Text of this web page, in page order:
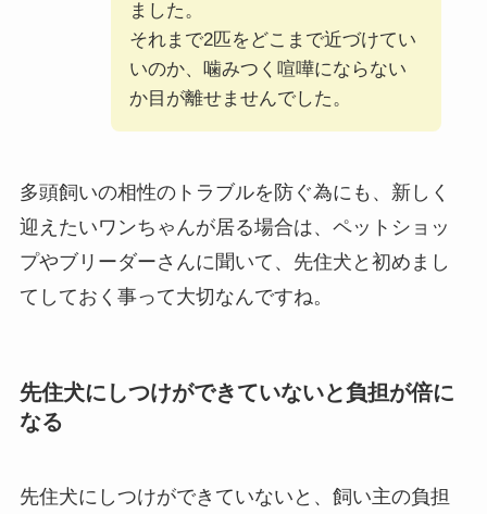
ました。
それまで2匹をどこまで近づけてい
いのか、噛みつく喧嘩にならない
か目が離せませんでした。
多頭飼いの相性のトラブルを防ぐ為にも、新しく
迎えたいワンちゃんが居る場合は、ペットショッ
プやブリーダーさんに聞いて、先住犬と初めまし
てしておく事って大切なんですね。
先住犬にしつけができていないと負担が倍に
なる
先住犬にしつけができていないと、飼い主の負担